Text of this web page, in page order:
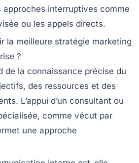
approches interruptives comme
ou les appels directs.
la meilleure stratégie marketing
?
de la connaissance précise du
des ressources et des
L’appui d’un consultant ou
comme vécut par
une approche